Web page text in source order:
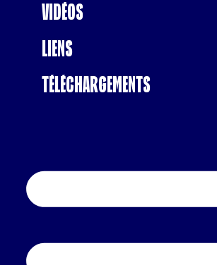
Vidéos
Liens
Téléchargements